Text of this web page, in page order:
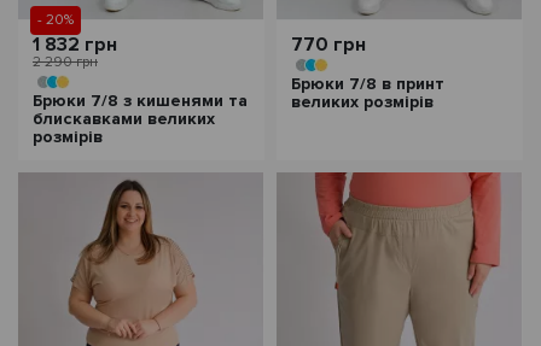
- 20%
1 832 грн
2 290 грн
Брюки 7/8 з кишенями та
блискавками великих
розмірів
770 грн
Брюки 7/8 в принт
великих розмірів